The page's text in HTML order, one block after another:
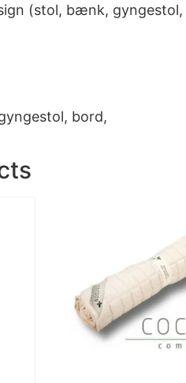
(stol, bænk,
bord,